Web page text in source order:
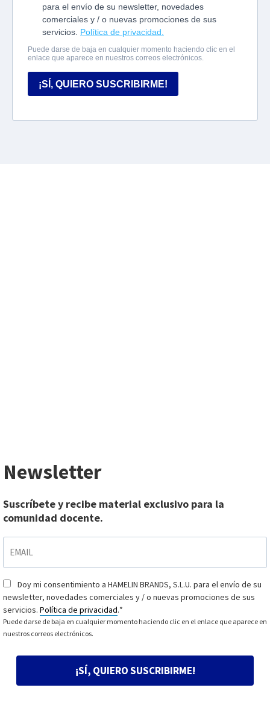
Newsletter
Suscríbete y recibe material exclusivo para la
comunidad docente.
Consentimiento*
Doy mi consentimiento a HAMELIN BRANDS, S.L.U. para el envío de su
newsletter, novedades comerciales y / o nuevas promociones de sus
servicios. Política de privacidad.*
Puede darse de baja en cualquier momento haciendo clic en el enlace que aparece en
nuestros correos electrónicos.